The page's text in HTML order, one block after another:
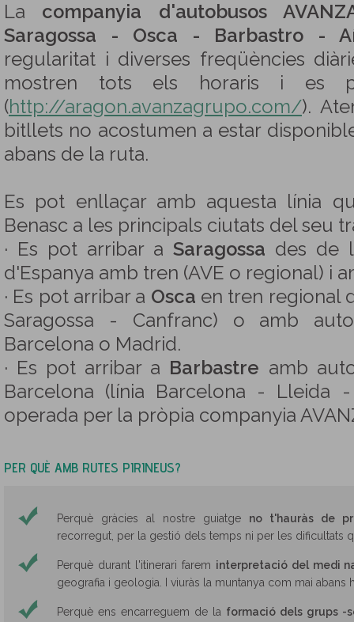
La companyia d'autobusos
Saragossa - Osca - Barbastro -
regularitat i diverses freqüències
mostren tots els horaris i es
(http://aragon.avanzagrupo.com/).
bitllets no acostumen a estar
abans de la ruta.
Es pot enllaçar amb aquesta línia
Benasc a les principals ciutats del seu
· Es pot arribar a Saragossa des de
d'Espanya amb tren (AVE o regional) i
· Es pot arribar a Osca en tren regional
Saragossa - Canfranc) o amb
Barcelona o Madrid.
· Es pot arribar a Barbastre amb
Barcelona (línia Barcelona - Lleida
operada per la pròpia companyia
PER QUÈ AMB RUTES PIRINEUS?
Perquè gràcies al nostre guiatge no t'hauràs de
recorregut, per la gestió dels temps ni per les dificultats
Perquè durant l'itinerari farem interpretació del medi
geografia i geologia. I viuràs la muntanya com mai abans
Perquè ens encarreguem de la formació dels grups -